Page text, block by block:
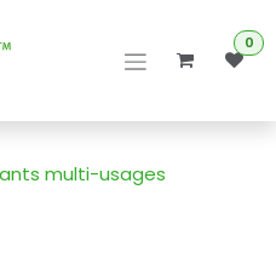
0
multi-usages